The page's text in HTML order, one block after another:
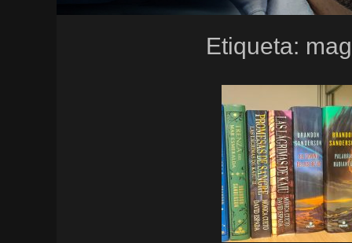
Etiqueta: